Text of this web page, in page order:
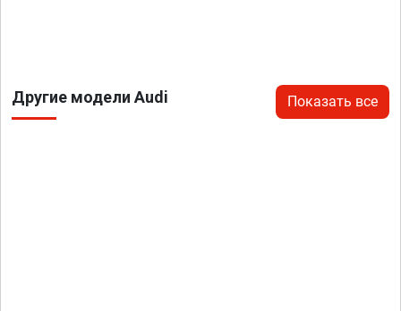
Другие модели Audi Показать все